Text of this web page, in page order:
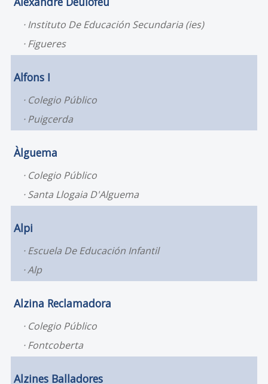
Instituto De Educación Secundaria (ies)
Figueres
Alfons I
Colegio Público
Puigcerda
Àlguema
Colegio Público
Santa Llogaia D'Alguema
Alpi
Escuela De Educación Infantil
Alp
Alzina Reclamadora
Colegio Público
Fontcoberta
Alzines Balladores